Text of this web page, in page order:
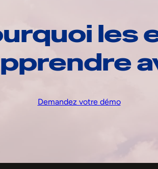
les
Demandez votre démo